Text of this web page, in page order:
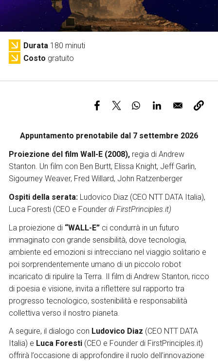
Servizi e accessibilità
Contatti
Biglietti
Durata 180 minuti
Costo gratuito
Appuntamento prenotabile dal 7 settembre 2026
Proiezione del film Wall-E (2008), regia di Andrew
Stanton. Un film con Ben Burtt, Elissa Knight, Jeff Garlin,
Sigourney Weaver, Fred Willard, John Ratzenberger
Ospiti della serata:Ludovico Diaz (CEO NTT DATA Italia),
Luca Foresti (CEO e Founder di FirstPrinciples.it)
La proiezione di “WALL-E”ci condurrà in un futuro
immaginato con grande sensibilità, dove tecnologia,
ambiente ed emozioni si intrecciano nel viaggio solitario e
poi sorprendentemente umano di un piccolo robot
incaricato di ripulire la Terra. Il film di Andrew Stanton, ricco
di poesia e visione, invita a riflettere sul rapporto tra
progresso tecnologico, sostenibilità e responsabilità
collettiva verso il nostro pianeta.
A seguire, il dialogo con Ludovico Diaz (CEO NTT DATA
Italia) e Luca Foresti(CEO e Founder di FirstPrinciples.it)
offrirà l’occasione di approfondire il ruolo dell’innovazione